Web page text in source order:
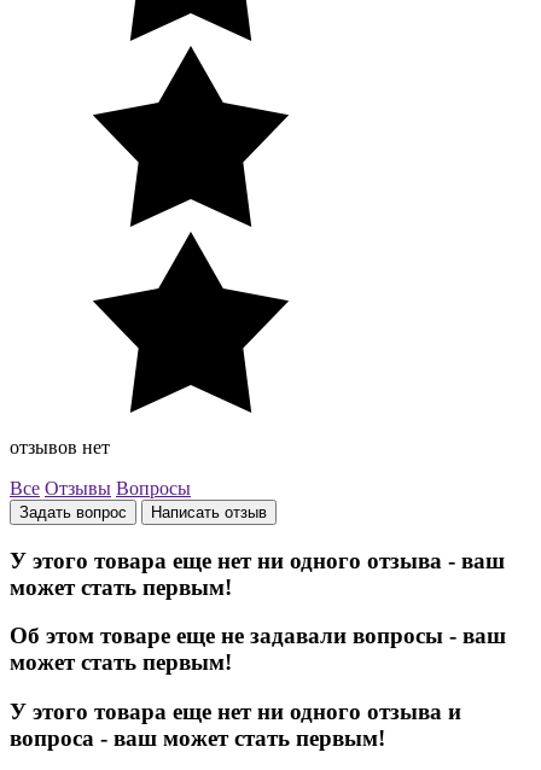
отзывов нет
Все Отзывы Вопросы
Задать вопрос Написать отзыв
У этого товара еще нет ни одного отзыва - ваш
может стать первым!
Об этом товаре еще не задавали вопросы - ваш
может стать первым!
У этого товара еще нет ни одного отзыва и
вопроса - ваш может стать первым!